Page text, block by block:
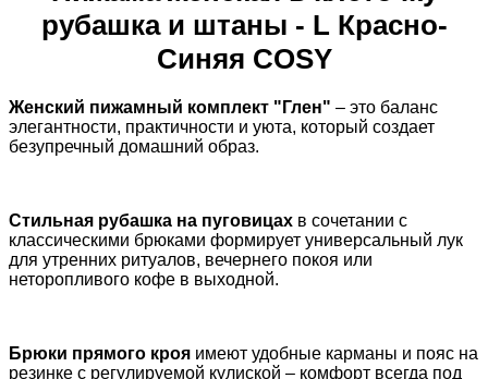
рубашка и штаны - L Красно-
Синяя COSY
Женский пижамный комплект "Глен" – это баланс
элегантности, практичности и уюта, который создает
безупречный домашний образ.
Стильная рубашка на пуговицах в сочетании с
классическими брюками формирует универсальный лук
для утренних ритуалов, вечернего покоя или
неторопливого кофе в выходной.
Брюки прямого кроя имеют удобные карманы и пояс на
резинке с регулируемой кулиской – комфорт всегда под